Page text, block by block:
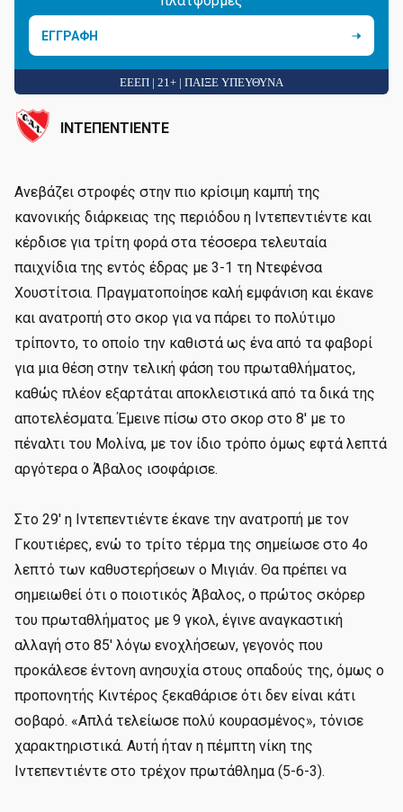
ΕΓΓΡΑΦΗ
ΕΕΕΠ | 21+ | ΠΑΙΞΕ ΥΠΕΥΘΥΝΑ
ΙΝΤΕΠΕΝΤΙΕΝΤΕ
Ανεβάζει στροφές στην πιο κρίσιμη καμπή της
κανονικής διάρκειας της περιόδου η Ιντεπεντιέντε και
κέρδισε για τρίτη φορά στα τέσσερα τελευταία
παιχνίδια της εντός έδρας με 3-1 τη Ντεφένσα
Χουστίτσια. Πραγματοποίησε καλή εμφάνιση και έκανε
και ανατροπή στο σκορ για να πάρει το πολύτιμο
τρίποντο, το οποίο την καθιστά ως ένα από τα φαβορί
για μια θέση στην τελική φάση του πρωταθλήματος,
καθώς πλέον εξαρτάται αποκλειστικά από τα δικά της
αποτελέσματα. Έμεινε πίσω στο σκορ στο 8' με το
πέναλτι του Μολίνα, με τον ίδιο τρόπο όμως εφτά λεπτά
αργότερα ο Άβαλος ισοφάρισε.
Στο 29' η Ιντεπεντιέντε έκανε την ανατροπή με τον
Γκουτιέρες, ενώ το τρίτο τέρμα της σημείωσε στο 4ο
λεπτό των καθυστερήσεων ο Μιγιάν. Θα πρέπει να
σημειωθεί ότι ο ποιοτικός Άβαλος, ο πρώτος σκόρερ
του πρωταθλήματος με 9 γκολ, έγινε αναγκαστική
αλλαγή στο 85' λόγω ενοχλήσεων, γεγονός που
προκάλεσε έντονη ανησυχία στους οπαδούς της, όμως ο
προπονητής Κιντέρος ξεκαθάρισε ότι δεν είναι κάτι
σοβαρό. «Απλά τελείωσε πολύ κουρασμένος», τόνισε
χαρακτηριστικά. Αυτή ήταν η πέμπτη νίκη της
Ιντεπεντιέντε στο τρέχον πρωτάθλημα (5-6-3).